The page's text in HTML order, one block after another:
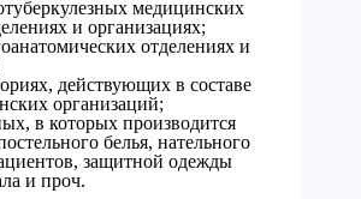
медицинских
и организациях;
отделениях и
действующих в составе
организаций;
в которых производится
белья, нательного
защитной одежды
и проч.